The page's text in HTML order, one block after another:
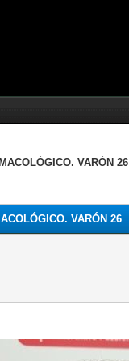
VARÓN 26
VARÓN 26